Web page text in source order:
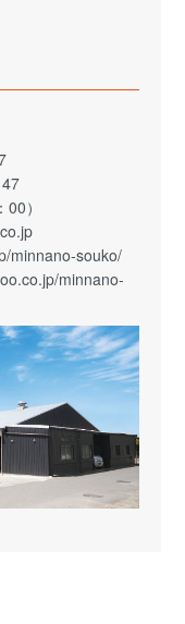
）
minnano-souko/
minnano-